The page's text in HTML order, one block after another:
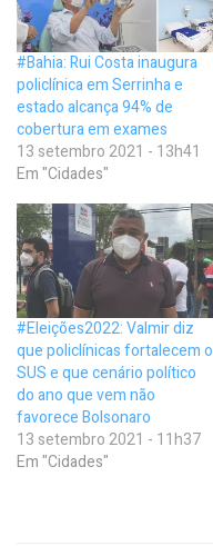
#Bahia: Rui Costa inaugura
policlínica em Serrinha e
estado alcança 94% de
cobertura em exames
13 setembro 2021 - 13h41
Em "Cidades"
#Eleições2022: Valmir diz
que policlínicas fortalecem o
SUS e que cenário político
do ano que vem não
favorece Bolsonaro
13 setembro 2021 - 11h37
Em "Cidades"